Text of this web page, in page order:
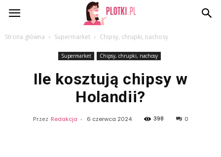
Plotki.pl
Strona główna Supermarket Chipsy, chrupki, nachosy
Supermarket Chipsy, chrupki, nachosy
Ile kosztują chipsy w
Holandii?
Przez Redakcja - 6 czerwca 2024 398 0